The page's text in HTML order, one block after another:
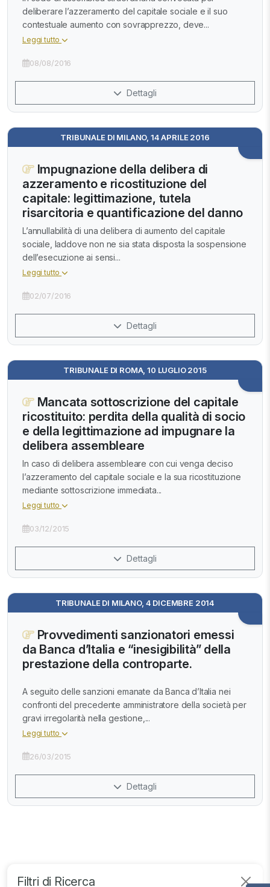
Filtri di Ricerca
deliberare l’azzeramento del capitale sociale e il suo
contestuale aumento con sovrapprezzo, deve...
Leggi tutto
08/08/2016
Dettagli
TRIBUNALE DI MILANO, 14 APRILE 2016
Impugnazione della delibera di
azzeramento e ricostituzione del
capitale: legittimazione, tutela
risarcitoria e quantificazione del danno
L’annullabilità di una delibera di aumento del capitale
sociale, laddove non ne sia stata disposta la sospensione
dell’esecuzione ai sensi...
Leggi tutto
02/07/2016
Dettagli
TRIBUNALE DI ROMA, 10 LUGLIO 2015
Mancata sottoscrizione del capitale
ricostituito: perdita della qualità di socio
e della legittimazione ad impugnare la
delibera assembleare
In caso di delibera assembleare con cui venga deciso
l’azzeramento del capitale sociale e la sua ricostituzione
mediante sottoscrizione immediata...
Leggi tutto
03/12/2015
Dettagli
TRIBUNALE DI MILANO, 4 DICEMBRE 2014
Provvedimenti sanzionatori emessi
da Banca d’Italia e “inesigibilità” della
prestazione della controparte.
A seguito delle sanzioni emanate da Banca d’Italia nei
confronti del precedente amministratore della società per
gravi irregolarità nella gestione,...
Leggi tutto
26/03/2015
Dettagli